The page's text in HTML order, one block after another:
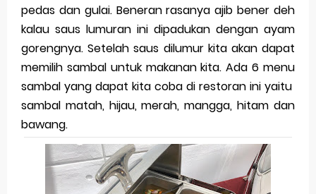
pedas dan gulai. Beneran rasanya ajib bener deh
kalau saus lumuran ini dipadukan dengan ayam
gorengnya. Setelah saus dilumur kita akan dapat
memilih sambal untuk makanan kita. Ada 6 menu
sambal yang dapat kita coba di restoran ini yaitu
sambal matah, hijau, merah, mangga, hitam dan
bawang.